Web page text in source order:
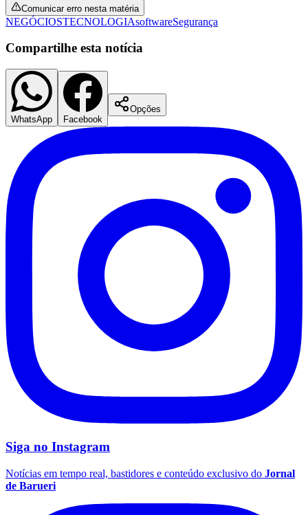
Botafogo
Grêmio
Comunicar erro nesta matéria
NEGÓCIOSTECNOLOGIAsoftwareSegurança
Compartilhe esta notícia
WhatsApp Facebook
Opções
Siga no Instagram
Notícias em tempo real, bastidores e conteúdo exclusivo do Jornal
de Barueri